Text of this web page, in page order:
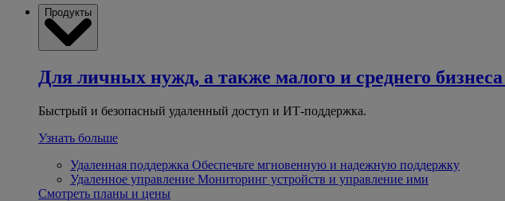
Продукты
Для личных нужд, а также малого и среднего бизнеса
Быстрый и безопасный удаленный доступ и ИТ-поддержка.
Узнать больше
Удаленная поддержка Обеспечьте мгновенную и надежную поддержку
Удаленное управление Мониторинг устройств и управление ими
Смотреть планы и цены